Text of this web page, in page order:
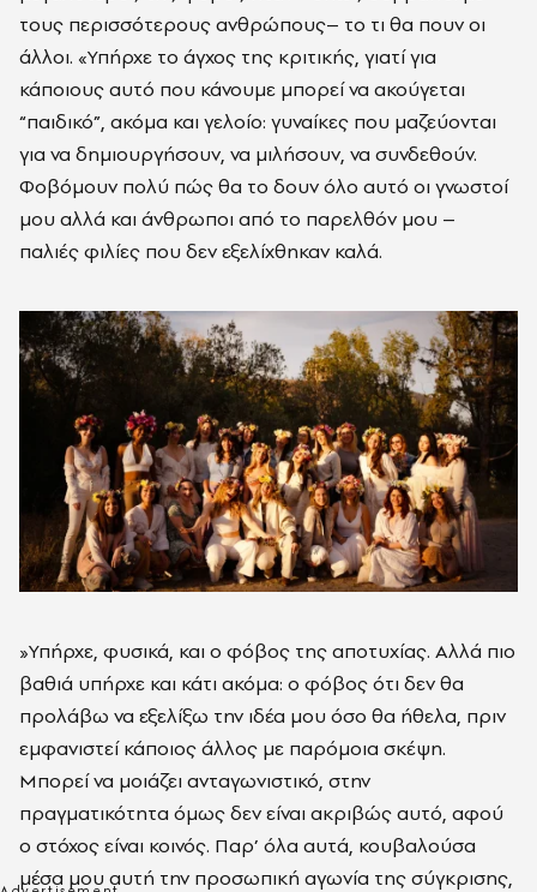
τους περισσότερους ανθρώπους– το τι θα πουν οι
άλλοι. «Υπήρχε το άγχος της κριτικής, γιατί για
κάποιους αυτό που κάνουμε μπορεί να ακούγεται
“παιδικό”, ακόμα και γελοίο: γυναίκες που μαζεύονται
για να δημιουργήσουν, να μιλήσουν, να συνδεθούν.
Φοβόμουν πολύ πώς θα το δουν όλο αυτό οι γνωστοί
μου αλλά και άνθρωποι από το παρελθόν μου –
παλιές φιλίες που δεν εξελίχθηκαν καλά.
»Υπήρχε, φυσικά, και ο φόβος της αποτυχίας. Αλλά πιο
βαθιά υπήρχε και κάτι ακόμα: ο φόβος ότι δεν θα
προλάβω να εξελίξω την ιδέα μου όσο θα ήθελα, πριν
εμφανιστεί κάποιος άλλος με παρόμοια σκέψη.
Μπορεί να μοιάζει ανταγωνιστικό, στην
πραγματικότητα όμως δεν είναι ακριβώς αυτό, αφού
ο στόχος είναι κοινός. Παρ’ όλα αυτά, κουβαλούσα
μέσα μου αυτή την προσωπική αγωνία της σύγκρισης,